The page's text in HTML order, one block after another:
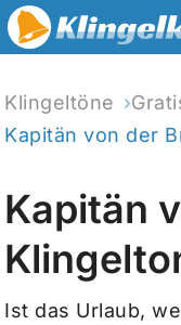
Klingeltöne
Kapitän von der
Kapitän
Ist das Urlaub,